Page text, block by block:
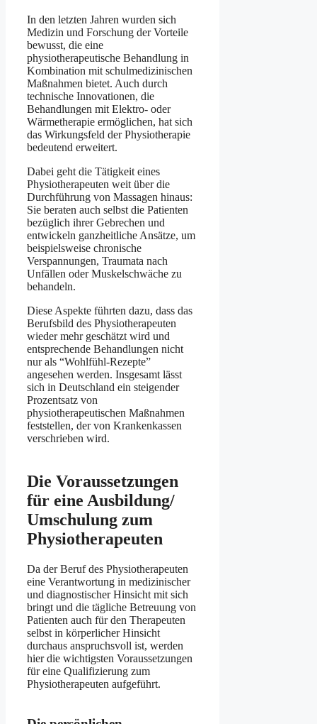
In den letzten Jahren wurden sich
Medizin und Forschung der Vorteile
bewusst, die eine
physiotherapeutische Behandlung in
Kombination mit schulmedizinischen
Maßnahmen bietet. Auch durch
technische Innovationen, die
Behandlungen mit Elektro- oder
Wärmetherapie ermöglichen, hat sich
das Wirkungsfeld der Physiotherapie
bedeutend erweitert.
Dabei geht die Tätigkeit eines
Physiotherapeuten weit über die
Durchführung von Massagen hinaus:
Sie beraten auch selbst die Patienten
bezüglich ihrer Gebrechen und
entwickeln ganzheitliche Ansätze, um
beispielsweise chronische
Verspannungen, Traumata nach
Unfällen oder Muskelschwäche zu
behandeln.
Diese Aspekte führten dazu, dass das
Berufsbild des Physiotherapeuten
wieder mehr geschätzt wird und
entsprechende Behandlungen nicht
nur als “Wohlfühl-Rezepte”
angesehen werden. Insgesamt lässt
sich in Deutschland ein steigender
Prozentsatz von
physiotherapeutischen Maßnahmen
feststellen, der von Krankenkassen
verschrieben wird.
Die Voraussetzungen
für eine Ausbildung/
Umschulung zum
Physiotherapeuten
Da der Beruf des Physiotherapeuten
eine Verantwortung in medizinischer
und diagnostischer Hinsicht mit sich
bringt und die tägliche Betreuung von
Patienten auch für den Therapeuten
selbst in körperlicher Hinsicht
durchaus anspruchsvoll ist, werden
hier die wichtigsten Voraussetzungen
für eine Qualifizierung zum
Physiotherapeuten aufgeführt.